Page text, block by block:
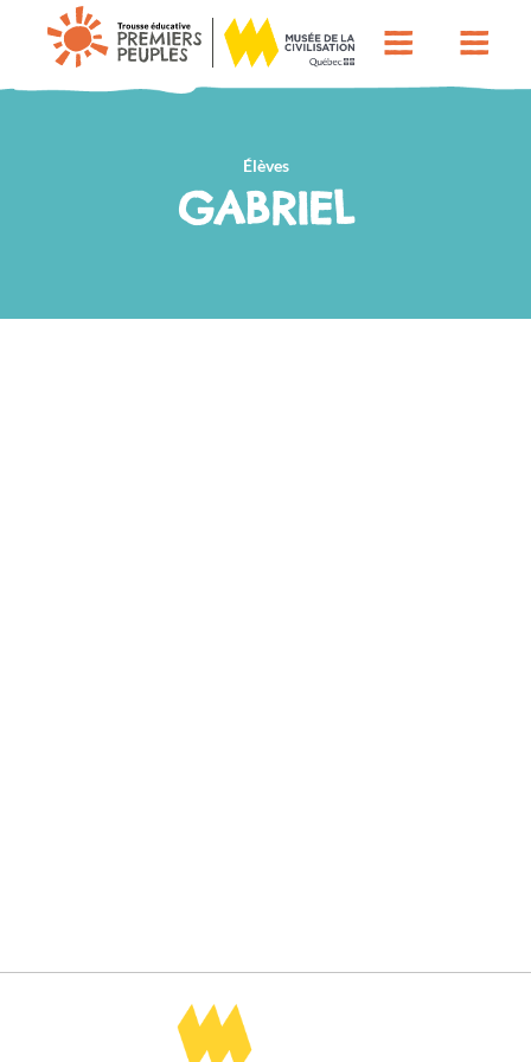
Élèves
GABRIEL